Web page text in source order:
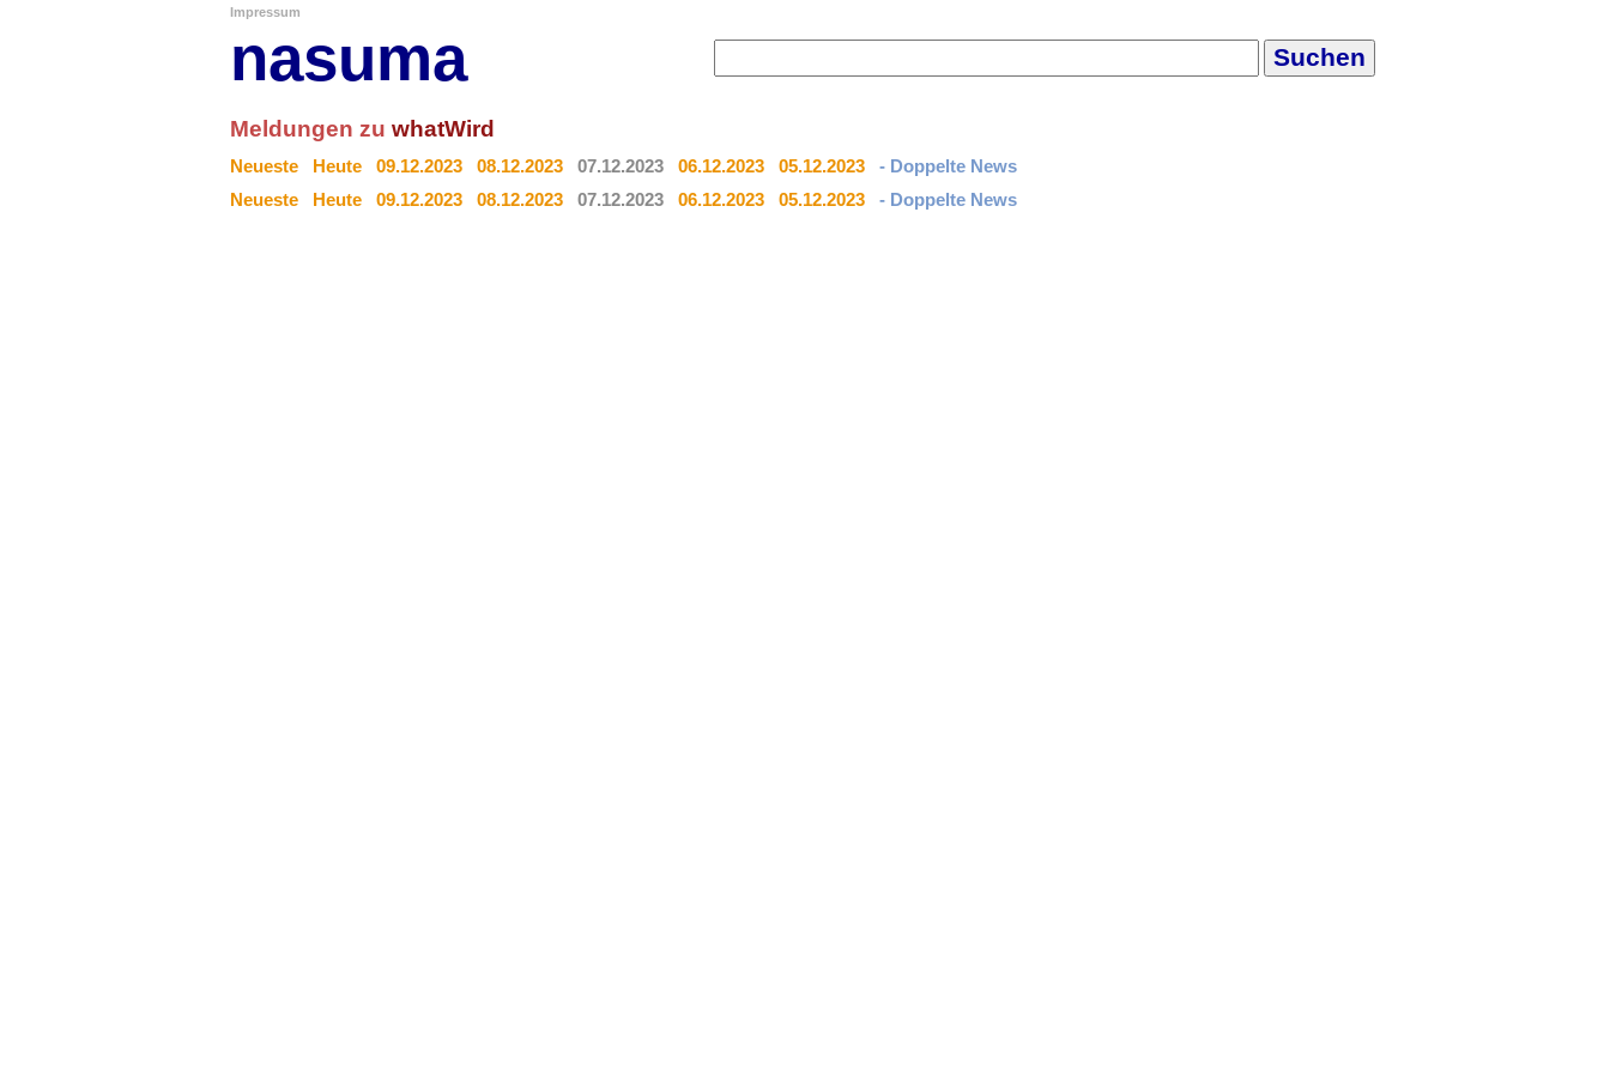
Impressum
nasuma
Meldungen zu whatWird
Neueste Heute 09.12.2023 08.12.2023 07.12.2023 06.12.2023 05.12.2023
- Doppelte News
Neueste
Heute 09.12.2023 08.12.2023 07.12.2023 06.12.2023 05.12.2023 - Doppelte News